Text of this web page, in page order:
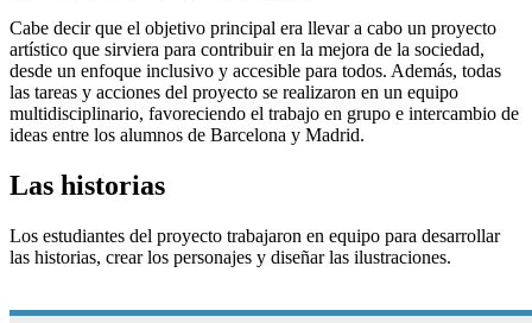
Cabe decir que el objetivo principal era llevar a cabo un proyecto
artístico que sirviera para contribuir en la mejora de la sociedad,
desde un enfoque inclusivo y accesible para todos. Además, todas
las tareas y acciones del proyecto se realizaron en un equipo
multidisciplinario, favoreciendo el trabajo en grupo e intercambio de
ideas entre los alumnos de Barcelona y Madrid.
Las historias
Los estudiantes del proyecto trabajaron en equipo para desarrollar
las historias, crear los personajes y diseñar las ilustraciones.